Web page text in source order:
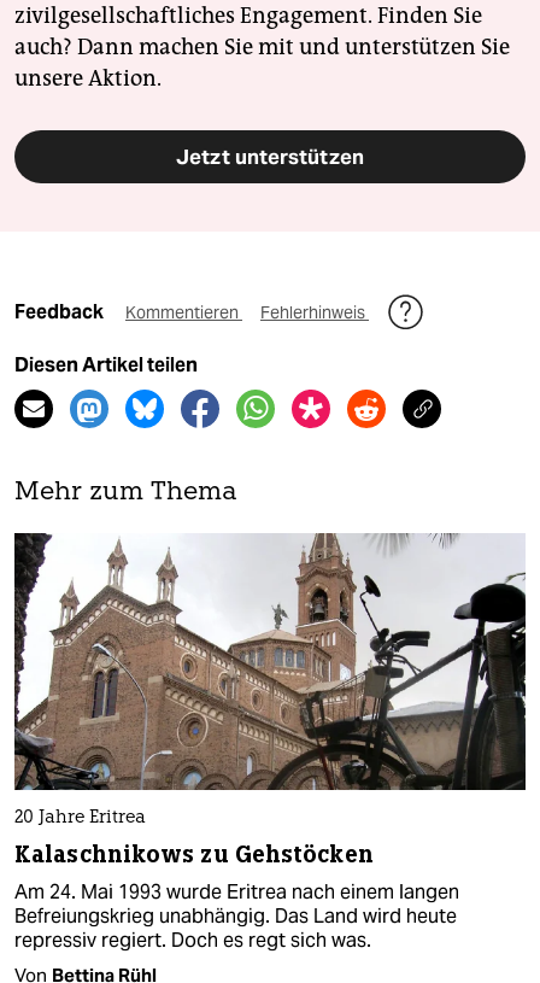
zivilgesellschaftliches Engagement. Finden Sie
auch? Dann machen Sie mit und unterstützen Sie
unsere Aktion.
Jetzt unterstützen
Feedback Kommentieren Fehlerhinweis
Diesen Artikel teilen
Mehr zum Thema
20 Jahre Eritrea
Kalaschnikows zu Gehstöcken
Am 24. Mai 1993 wurde Eritrea nach einem langen
Befreiungskrieg unabhängig. Das Land wird heute
repressiv regiert. Doch es regt sich was.
Von Bettina Rühl